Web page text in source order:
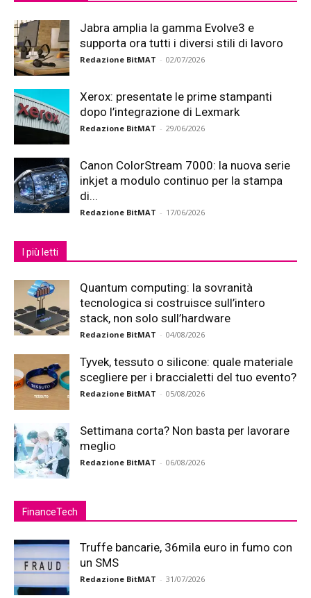
Jabra amplia la gamma Evolve3 e
supporta ora tutti i diversi stili di lavoro
Redazione BitMAT - 02/07/2026
Xerox: presentate le prime stampanti
dopo l’integrazione di Lexmark
Redazione BitMAT - 29/06/2026
Canon ColorStream 7000: la nuova serie
inkjet a modulo continuo per la stampa
di...
Redazione BitMAT - 17/06/2026
I più letti
Quantum computing: la sovranità
tecnologica si costruisce sull’intero
stack, non solo sull’hardware
Redazione BitMAT - 04/08/2026
Tyvek, tessuto o silicone: quale materiale
scegliere per i braccialetti del tuo evento?
Redazione BitMAT - 05/08/2026
Settimana corta? Non basta per lavorare
meglio
Redazione BitMAT - 06/08/2026
FinanceTech
Truffe bancarie, 36mila euro in fumo con
un SMS
Redazione BitMAT - 31/07/2026